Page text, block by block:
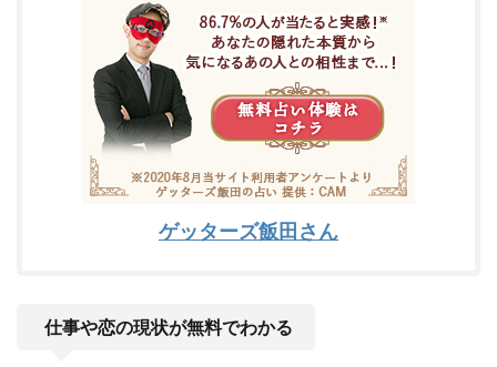
ゲッターズ飯田さん
仕事や恋の現状が無料でわかる